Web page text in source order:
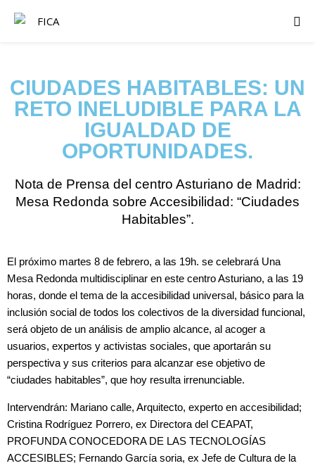
CIUDADES HABITABLES: UN
RETO INELUDIBLE PARA LA
IGUALDAD DE
OPORTUNIDADES.
Nota de Prensa del centro Asturiano de Madrid:
Mesa Redonda sobre Accesibilidad: “Ciudades
Habitables”.
El próximo martes 8 de febrero, a las 19h. se celebrará Una
Mesa Redonda multidisciplinar en este centro Asturiano, a las 19
horas, donde el tema de la accesibilidad universal, básico para la
inclusión social de todos los colectivos de la diversidad funcional,
será objeto de un análisis de amplio alcance, al acoger a
usuarios, expertos y activistas sociales, que aportarán su
perspectiva y sus criterios para alcanzar ese objetivo de
“ciudades habitables”, que hoy resulta irrenunciable.
Intervendrán: Mariano calle, Arquitecto, experto en accesibilidad;
Cristina Rodríguez Porrero, ex Directora del CEAPAT,
PROFUNDA CONOCEDORA DE LAS TECNOLOGÍAS
ACCESIBLES; Fernando García soria, ex Jefe de Cultura de la